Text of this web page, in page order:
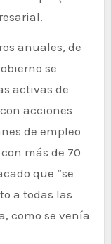
anuales, de
se
activas de
acciones
de empleo
más de 70
que “se
a todas las
como se venía